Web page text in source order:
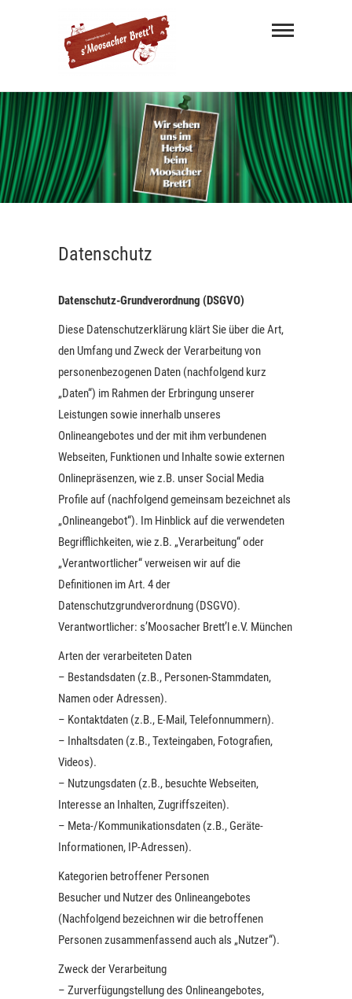
Brett'l
MÜNCHNER MUNDART THEATER
Datenschutz
Datenschutz-Grundverordnung (DSGVO)
Diese Datenschutzerklärung klärt Sie über die Art,
den Umfang und Zweck der Verarbeitung von
personenbezogenen Daten (nachfolgend kurz
„Daten“) im Rahmen der Erbringung unserer
Leistungen sowie innerhalb unseres
Onlineangebotes und der mit ihm verbundenen
Webseiten, Funktionen und Inhalte sowie externen
Onlinepräsenzen, wie z.B. unser Social Media
Profile auf (nachfolgend gemeinsam bezeichnet als
„Onlineangebot“). Im Hinblick auf die verwendeten
Begrifflichkeiten, wie z.B. „Verarbeitung“ oder
„Verantwortlicher“ verweisen wir auf die
Definitionen im Art. 4 der
Datenschutzgrundverordnung (DSGVO).
Verantwortlicher: s’Moosacher Brett’l e.V. München
Arten der verarbeiteten Daten
– Bestandsdaten (z.B., Personen-Stammdaten,
Namen oder Adressen).
– Kontaktdaten (z.B., E-Mail, Telefonnummern).
– Inhaltsdaten (z.B., Texteingaben, Fotografien,
Videos).
– Nutzungsdaten (z.B., besuchte Webseiten,
Interesse an Inhalten, Zugriffszeiten).
– Meta-/Kommunikationsdaten (z.B., Geräte-
Informationen, IP-Adressen).
Kategorien betroffener Personen
Besucher und Nutzer des Onlineangebotes
(Nachfolgend bezeichnen wir die betroffenen
Personen zusammenfassend auch als „Nutzer“).
Zweck der Verarbeitung
– Zurverfügungstellung des Onlineangebotes,